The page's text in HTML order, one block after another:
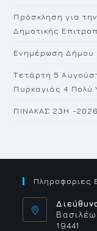
Πρόσκληση για
Δημοτικής
Ενημέρωση Δήμου
Τετάρτη 5
Πυρκαγιάς 4 Πολύ
ΠΙΝΑΚΑΣ 23H -
Πληροφοριες
19441